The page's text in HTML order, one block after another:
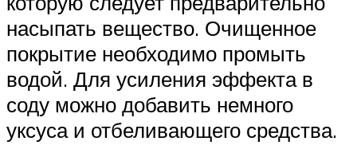
насыпать вещество. Очищенное
покрытие необходимо промыть
водой. Для усиления эффекта в
соду можно добавить немного
уксуса и отбеливающего средства.